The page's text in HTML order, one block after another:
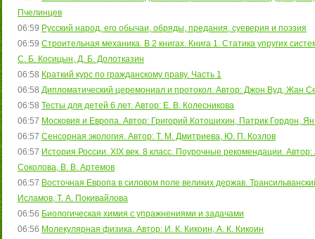
Пчелинцев
06:59 Русский народ, его обычаи, обряды, предания, суеверия и поэзия
06:59 Строительная механика. В 2 книгах. Книга 1. Статика упругих
С. Б. Косицын, Д. Б. Долотказин
06:58 Краткий курс по гражданскому праву. Часть 1
06:58 Дипломатический церемониал и протокол. Автор: Джон Вуд, Жан
06:58 Тесты для детей 6 лет. Автор: Е. В. Колесникова
06:57 Московия и Европа. Автор: Григорий Котошихин, Патрик Гордон,
06:57 Сенсорная экология. Автор: Т. М. Дмитриева, Ю. П. Козлов
06:57 История России. XIX век. 8 класс. Поурочные рекомендации.
Соколова, В. В. Артемов
06:57 Восточная Европа в силовом поле великих держав.
Исламов, Т. А. Покивайлова
06:56 Биологическая химия с упражнениями и задачами
06:56 Молекулярная физика. Автор: И. К. Кикоин, А. К. Кикоин